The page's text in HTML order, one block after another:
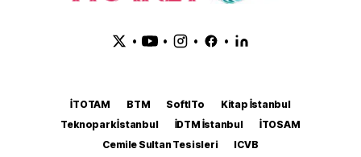
• • • •
İTOTAM BTM SoftITo
Kitap İstanbul
Teknopark İstanbul
İDTM İstanbul
İTOSAM
Cemile Sultan Tesisleri
ICVB